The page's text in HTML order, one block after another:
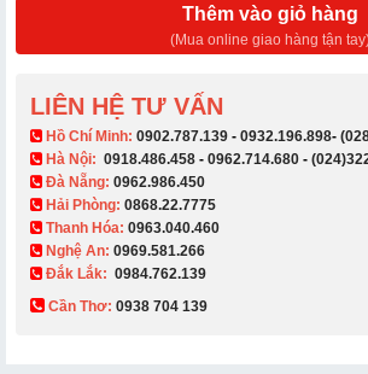
Thêm vào giỏ hàng
(Mua online giao hàng tận
LIÊN HỆ TƯ VẤN
​ Hồ Chí Minh: 0902.787.139 - 0932.196.898-
Hà Nội: 0918.486.458 - 0962.714.680 -
Đà Nẵng: 0962.986.450
Hải Phòng: 0868.22.7775
Thanh Hóa: 0963.040.460
Nghệ An: 0969.581.266
Đắk Lắk: 0984.762.139
Cần Thơ: 0938 704 139​